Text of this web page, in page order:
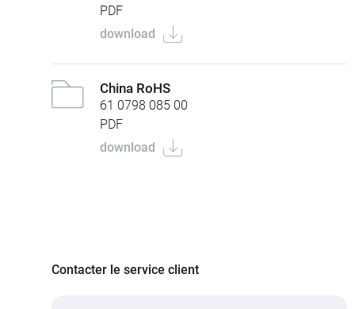
PDF
download
China RoHS
61 0798 085 00
PDF
download
Contacter le service client